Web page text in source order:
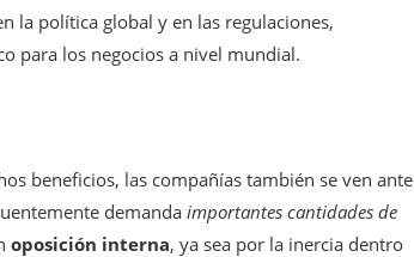
la política global y en las regulaciones,
para los negocios a nivel mundial.
beneficios, las compañías también se ven ante
demandaimportantes cantidades de
oposición interna, ya sea por la inercia dentro